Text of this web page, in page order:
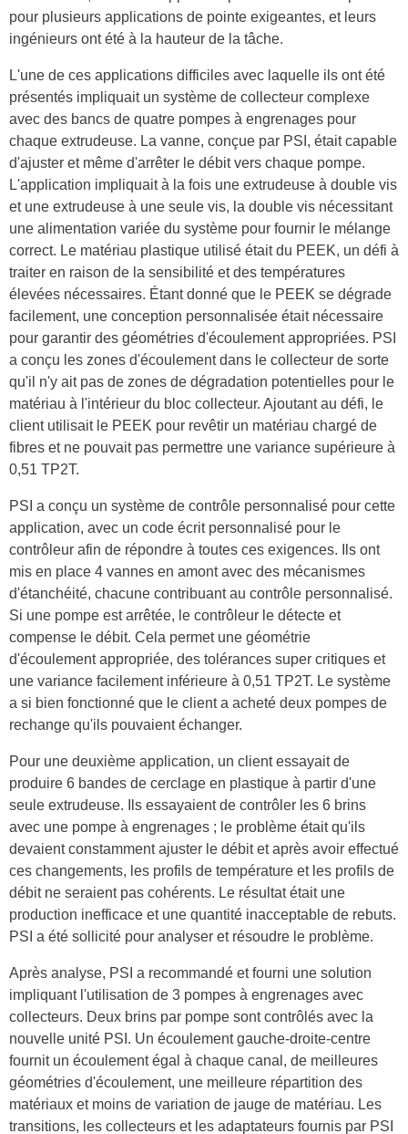
pour plusieurs applications de pointe exigeantes, et leurs
ingénieurs ont été à la hauteur de la tâche.
L'une de ces applications difficiles avec laquelle ils ont été
présentés impliquait un système de collecteur complexe
avec des bancs de quatre pompes à engrenages pour
chaque extrudeuse. La vanne, conçue par PSI, était capable
d'ajuster et même d'arrêter le débit vers chaque pompe.
L'application impliquait à la fois une extrudeuse à double vis
et une extrudeuse à une seule vis, la double vis nécessitant
une alimentation variée du système pour fournir le mélange
correct. Le matériau plastique utilisé était du PEEK, un défi à
traiter en raison de la sensibilité et des températures
élevées nécessaires. Étant donné que le PEEK se dégrade
facilement, une conception personnalisée était nécessaire
pour garantir des géométries d'écoulement appropriées. PSI
a conçu les zones d'écoulement dans le collecteur de sorte
qu'il n'y ait pas de zones de dégradation potentielles pour le
matériau à l'intérieur du bloc collecteur. Ajoutant au défi, le
client utilisait le PEEK pour revêtir un matériau chargé de
fibres et ne pouvait pas permettre une variance supérieure à
0,51 TP2T.
PSI a conçu un système de contrôle personnalisé pour cette
application, avec un code écrit personnalisé pour le
contrôleur afin de répondre à toutes ces exigences. Ils ont
mis en place 4 vannes en amont avec des mécanismes
d'étanchéité, chacune contribuant au contrôle personnalisé.
Si une pompe est arrêtée, le contrôleur le détecte et
compense le débit. Cela permet une géométrie
d'écoulement appropriée, des tolérances super critiques et
une variance facilement inférieure à 0,51 TP2T. Le système
a si bien fonctionné que le client a acheté deux pompes de
rechange qu'ils pouvaient échanger.
Pour une deuxième application, un client essayait de
produire 6 bandes de cerclage en plastique à partir d'une
seule extrudeuse. Ils essayaient de contrôler les 6 brins
avec une pompe à engrenages ; le problème était qu'ils
devaient constamment ajuster le débit et après avoir effectué
ces changements, les profils de température et les profils de
débit ne seraient pas cohérents. Le résultat était une
production inefficace et une quantité inacceptable de rebuts.
PSI a été sollicité pour analyser et résoudre le problème.
Après analyse, PSI a recommandé et fourni une solution
impliquant l'utilisation de 3 pompes à engrenages avec
collecteurs. Deux brins par pompe sont contrôlés avec la
nouvelle unité PSI. Un écoulement gauche-droite-centre
fournit un écoulement égal à chaque canal, de meilleures
géométries d'écoulement, une meilleure répartition des
matériaux et moins de variation de jauge de matériau. Les
transitions, les collecteurs et les adaptateurs fournis par PSI